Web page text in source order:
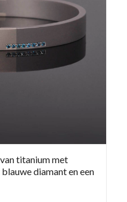
titanium met
diamant en een